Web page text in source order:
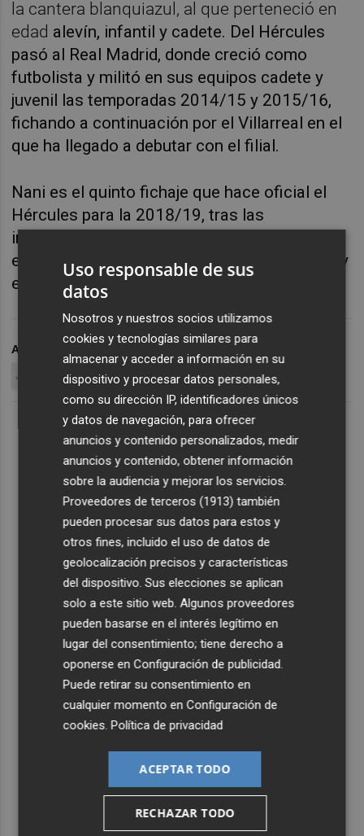
la cantera blanquiazul, al que perteneció en
edad alevín, infantil y cadete. Del Hércules
pasó al Real Madrid, donde creció como
futbolista y militó en sus equipos cadete y
juvenil las temporadas 2014/15 y 2015/16,
fichando a continuación por el Villarreal en el
que ha llegado a debutar con el filial.
Nani es el quinto fichaje que hace oficial el
Hércules para la 2018/19, tras las
incorporaciones del
el
central Álvaro Pérez,el extremo Pol Roigé y
el delantero Carlos Martínez.
ARCHIVADO EN NANI HÉRCULES CF
LLUÍS PLANAGUMÀ
JAVIER PORTILLO
Uso responsable de sus
datos
Nosotros y nuestros socios utilizamos
cookies y tecnologías similares para
almacenar y acceder a información en su
dispositivo y procesar datos personales,
como su dirección IP, identificadores únicos
y datos de navegación, para ofrecer
anuncios y contenido personalizados, medir
anuncios y contenido, obtener información
sobre la audiencia y mejorar los servicios.
Proveedores de terceros (1913) también
pueden procesar sus datos para estos y
otros fines, incluido el uso de datos de
geolocalización precisos y características
del dispositivo. Sus elecciones se aplican
solo a este sitio web. Algunos proveedores
pueden basarse en el interés legítimo en
lugar del consentimiento; tiene derecho a
oponerse enConfiguración de publicidad.
Puede retirar su consentimiento en
cualquier momento enConfiguración de
cookies.Política de privacidad
ACEPTAR TODO
RECHAZAR TODO